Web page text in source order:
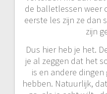
de balletlessen weer
eerste les zijn ze dan
zijn
Dus hier heb je het.
je al zeggen dat het
is en andere
hebben. Natuurlijk,